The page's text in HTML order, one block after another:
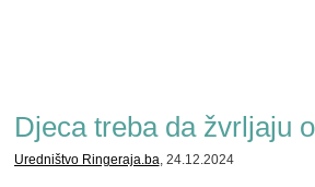
Djeca treba da žvrljaju
Uredništvo Ringeraja.ba, 24.12.2024